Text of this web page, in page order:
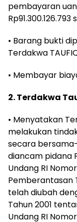
pembayaran
• Barang bukti
Terdakwa
• Membayar
2. Terdakwa
• Menyatakan
melakukan
secara
diancam pidana
Undang RI
Pemberantasan
telah diubah
Tahun 2001
Undang RI